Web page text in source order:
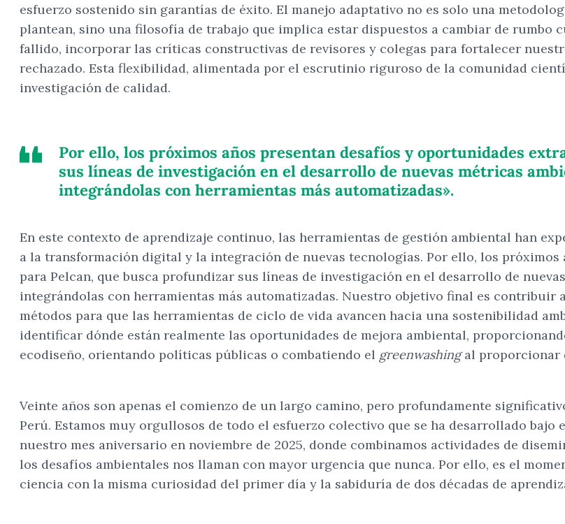
esfuerzo sostenido sin garantías de éxito. El manejo adaptativo no es solo una
plantean, sino una filosofía de trabajo que implica estar dispuestos a cambiar de rumbo
fallido, incorporar las críticas constructivas de revisores y colegas para fortalecer
rechazado. Esta flexibilidad, alimentada por el escrutinio riguroso de la comunidad
investigación de calidad.
Por ello, los próximos años presentan desafíos y oportunidades
sus líneas de investigación en el desarrollo de nuevas métricas
integrándolas con herramientas más automatizadas».
En este contexto de aprendizaje continuo, las herramientas de gestión ambiental han
a la transformación digital y la integración de nuevas tecnologías. Por ello, los
para Pelcan, que busca profundizar sus líneas de investigación en el desarrollo de
integrándolas con herramientas más automatizadas. Nuestro objetivo final es
métodos para que las herramientas de ciclo de vida avancen hacia una sostenibilidad
identificar dónde están realmente las oportunidades de mejora ambiental,
ecodiseño, orientando políticas públicas o combatiendo el greenwashingal proporcionar
Veinte años son apenas el comienzo de un largo camino, pero profundamente
Perú. Estamos muy orgullosos de todo el esfuerzo colectivo que se ha desarrollado bajo
nuestro mes aniversario en noviembre de 2025, donde combinamos actividades de
los desafíos ambientales nos llaman con mayor urgencia que nunca. Por ello, es el
ciencia con la misma curiosidad del primer día y la sabiduría de dos décadas de